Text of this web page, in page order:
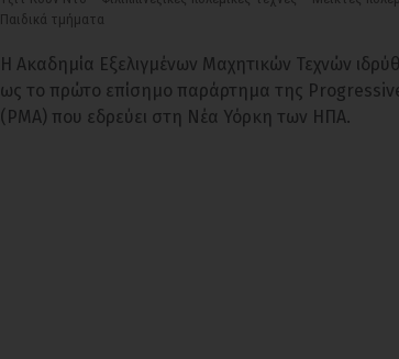
Παιδικά τμήματα
Η Ακαδημία Εξελιγμένων Μαχητικών Τεχνών
ως το πρώτο επίσημο παράρτημα της
(PMA) που εδρεύει στη Νέα Υόρκη των ΗΠΑ.